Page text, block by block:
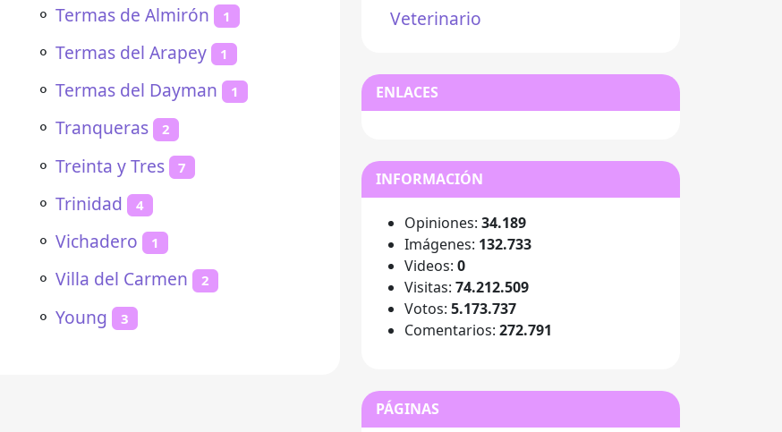
⚬ Termas de Almirón 1
⚬ Termas del Arapey 1
⚬ Termas del Dayman 1
⚬ Tranqueras 2
⚬ Treinta y Tres 7
⚬ Trinidad 4
⚬ Vichadero 1
⚬ Villa del Carmen 2
⚬ Young 3
Veterinario
ENLACES
INFORMACIÓN
Opiniones: 34.189
Imágenes: 132.733
Videos: 0
Visitas: 74.212.509
Votos: 5.173.737
Comentarios: 272.791
PÁGINAS